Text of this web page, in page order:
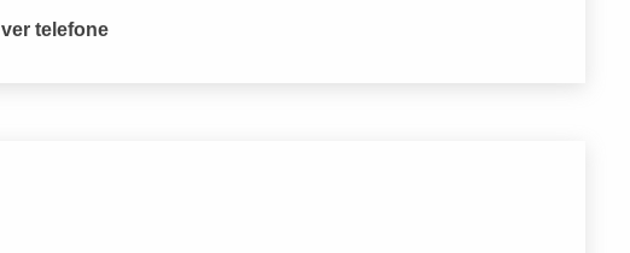
ver telefone